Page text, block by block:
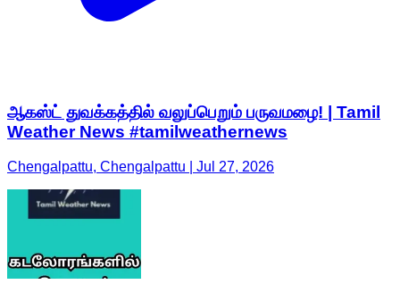
ஆகஸ்ட் துவக்கத்தில் வலுப்பெறும் பருவமழை! | Tamil
Weather News #tamilweathernews
Chengalpattu, Chengalpattu | Jul 27, 2026